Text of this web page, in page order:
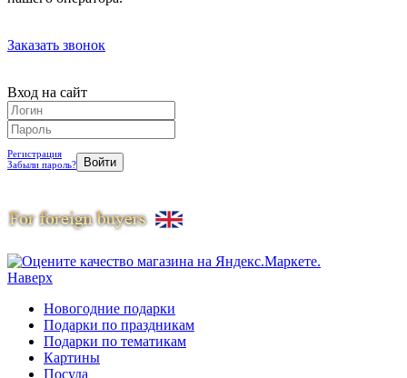
Заказать звонок
Вход на сайт
Регистрация
Забыли пароль?
Наверх
Новогодние подарки
Подарки по праздникам
Подарки по тематикам
Картины
Посуда